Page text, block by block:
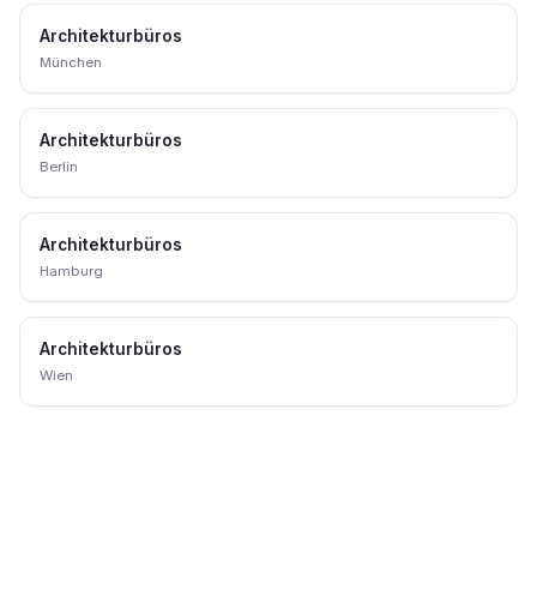
Architekturbüros
München
Architekturbüros
Berlin
Architekturbüros
Hamburg
Architekturbüros
Wien